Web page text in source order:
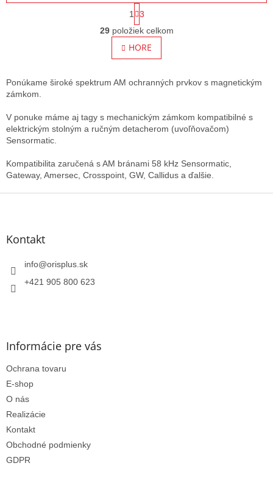
O
v
l
á
a
e
p
k
y
S
t
r
á
n
k
v
e
1
3
29položiek celkom
HORE
Ponúkame široké spektrum AM ochranných prvkov s magnetickým
zámkom.
V ponuke máme aj tagy s mechanickým zámkom kompatibilné s
elektrickým stolným a ručným detacherom (uvoľňovačom)
Sensormatic.
Kompatibilita zaručená s AM bránami 58 kHz Sensormatic,
Gateway, Amersec, Crosspoint, GW, Callidus a ďalšie.
Z
Kontakt
info@orisplus.sk
+421 905 800 623
Informácie pre vás
Ochrana tovaru
E-shop
O nás
Realizácie
Kontakt
Obchodné podmienky
GDPR